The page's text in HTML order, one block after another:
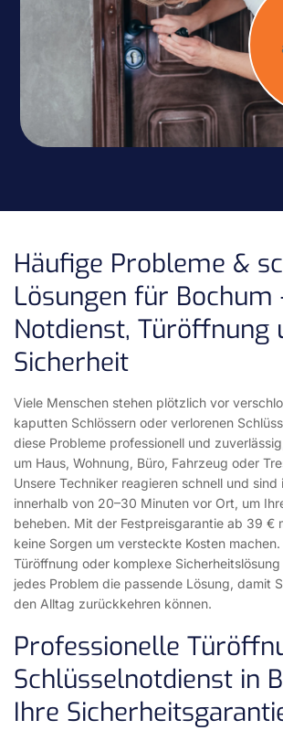
Häufige Probleme &
Lösungen für Bochum
Notdienst, Türöffnung
Sicherheit
Viele Menschen stehen plötzlich vor
kaputten Schlössern oder verlorenen
diese Probleme professionell und
um Haus, Wohnung, Büro, Fahrzeug oder
Unsere Techniker reagieren schnell und sind
innerhalb von 20–30 Minuten vor Ort, um
beheben. Mit der Festpreisgarantie ab 39 €
keine Sorgen um versteckte Kosten
Türöffnung oder komplexe
jedes Problem die passende Lösung, damit
den Alltag zurückkehren können.
Professionelle
Schlüsselnotdienst in
Ihre